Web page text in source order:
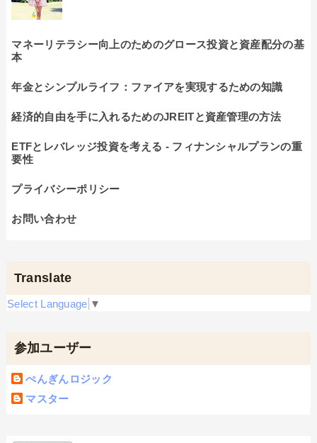
マネーリテラシー向上のためのグロース投資と資産配分の基
本
年金とシンプルライフ：ファイアを実現するための知識
経済的自由を手に入れるためのJREITと資産管理の方法
ETFとレバレッジ投資を考える - フィナンシャルプランの重
要性
プライバシーポリシー
お問い合わせ
Translate
Select Language ▼
参加ユーザー
ぺんぎんロジック
マスター